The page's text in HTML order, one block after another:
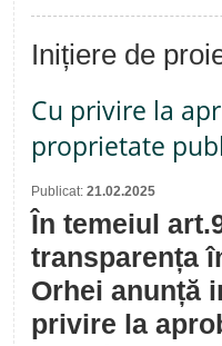
Inițiere de
Cu privire la
proprietate
Publicat: 21.02.2025
În temeiul
transparența
Orhei anunță
privire la